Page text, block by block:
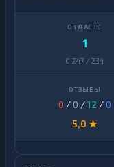
1
0,247 / 234
0 / 0 /12 /0
5,0 ★